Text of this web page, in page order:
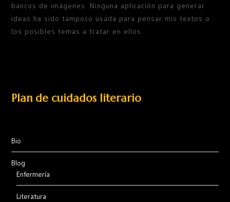
bancos de imágenes. Ninguna aplicación para generar
ideas ha sido tampoco usada para pensar mis textos o
los posibles temas a tratar en ellos.
Plan de cuidados literario
Bio
Blog
Enfermería
Literatura